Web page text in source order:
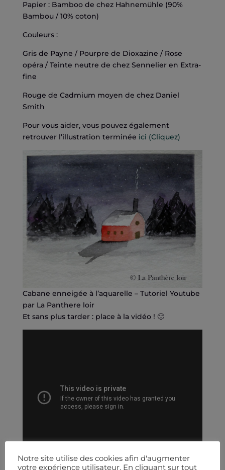
Papier : Bamboo de chez Hahnemühle (90%
Bambou / 10% coton)
Couleurs :
Gris de Payne / Pourpre de Dioxazine / Rose
opéra / Teinte neutre de chez Sennelier en Extra-
fine
Rouge de Cadmium moyen de chez Daniel
Smith
Pour vous aider, vous pouvez également
retrouver l’illustration terminée ici (Cliquez)
Cabane enneigée à l’aquarelle – Tutoriel Youtube
par La Panthere loir
Et sans plus tarder : place à la vidéo ! 🙂
Notre site utilise des cookies afin d'augmenter
votre expérience utilisateur. En cliquant sur tout